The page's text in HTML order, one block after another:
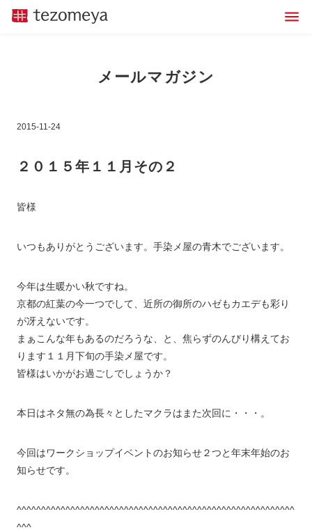
メールマガジン
2015-11-24
２０１５年１１月その２
皆様
いつもありがとうございます。手染メ屋の青木でございます。
今年は生暖かい秋ですね。
京都の紅葉の今一つでして、近所の御所のハゼもカエデも彩り
が冴えないです。
まぁこんな年もあるのだろうな、と、焦らずのんびり構えてお
ります１１月下旬の手染メ屋です。
皆様はいかがお過ごしでしょうか？
本日はネタ無の為長々としたマクラはまた次回に・・・。
今回はワークショップイベントのお知らせ２つと年末年始のお
知らせです。
^^^^^^^^^^^^^^^^^^^^^^^^^^^^^^^^^^^^^^^^^^^^^^^^^^^^^^^^^
^^^